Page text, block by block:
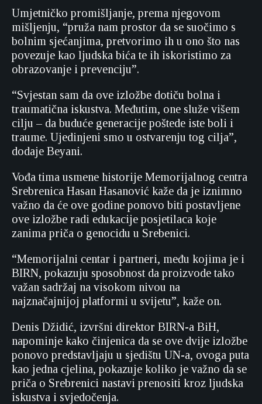
Umjetničko promišljanje, prema njegovom
mišljenju, “pruža nam prostor da se suočimo s
bolnim sjećanjima, pretvorimo ih u ono što nas
povezuje kao ljudska bića te ih iskoristimo za
obrazovanje i prevenciju”.
“Svjestan sam da ove izložbe dotiču bolna i
traumatična iskustva. Međutim, one služe višem
cilju – da buduće generacije poštede iste boli i
traume. Ujedinjeni smo u ostvarenju tog cilja”,
dodaje Beyani.
Vođa tima usmene historije Memorijalnog centra
Srebrenica Hasan Hasanović kaže da je iznimno
važno da će ove godine ponovo biti postavljene
ove izložbe radi edukacije posjetilaca koje
zanima priča o genocidu u Srebenici.
“Memorijalni centar i partneri, među kojima je i
BIRN, pokazuju sposobnost da proizvode tako
važan sadržaj na visokom nivou na
najznačajnijoj platformi u svijetu”, kaže on.
Denis Džidić, izvršni direktor BIRN-a BiH,
napominje kako činjenica da se ove dvije izložbe
ponovo predstavljaju u sjedištu UN-a, ovoga puta
kao jedna cjelina, pokazuje koliko je važno da se
priča o Srebrenici nastavi prenositi kroz ljudska
iskustva i svjedočenja.